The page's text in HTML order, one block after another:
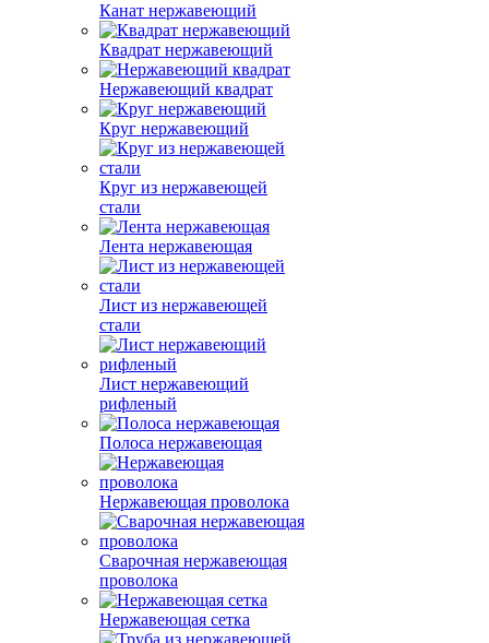
Канат нержавеющий
Квадрат нержавеющий
Нержавеющий квадрат
Круг нержавеющий
Круг из нержавеющей
стали
Лента нержавеющая
Лист из нержавеющей
стали
Лист нержавеющий
рифленый
Полоса нержавеющая
Нержавеющая проволока
Сварочная нержавеющая
проволока
Нержавеющая сетка